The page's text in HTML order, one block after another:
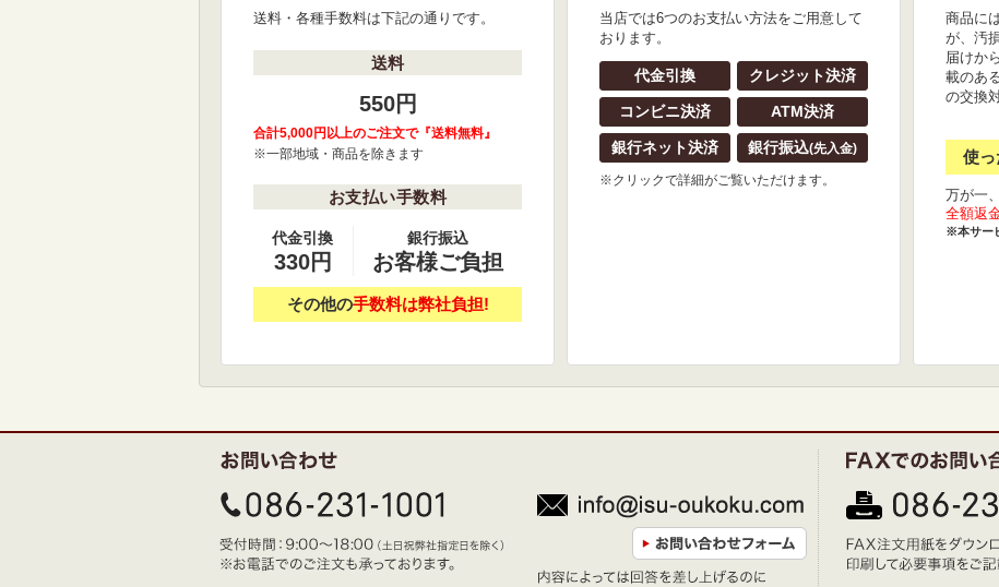
送料・各種手数料は下記の通りです。
送料
550円
合計5,000円以上のご注文で『送料無料』
※一部地域・商品を除きます
お支払い手数料
代金引換
330円
銀行振込
お客様ご負担
その他の手数料は弊社負担!
当店では6つのお支払い方法をご用意して
おります。
代金引換 クレジット決済
コンビニ決済 ATM決済
銀行ネット決済 銀行振込(先入金)
※クリックで詳細がご覧いただけます。
商品に
が、汚
届けか
載のあ
の交換
使っ
万が一
全額返
※本サー